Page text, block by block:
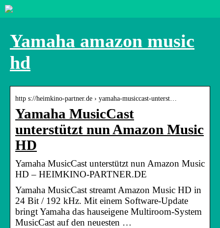
Yamaha amazon music
hd
http s://heimkino-partner.de › yamaha-musiccast-unterst…
Yamaha MusicCast
unterstützt nun Amazon Music
HD
Yamaha MusicCast unterstützt nun Amazon Music
HD – HEIMKINO-PARTNER.DE
Yamaha MusicCast streamt Amazon Music HD in
24 Bit / 192 kHz. Mit einem Software-Update
bringt Yamaha das hauseigene Multiroom-System
MusicCast auf den neuesten …